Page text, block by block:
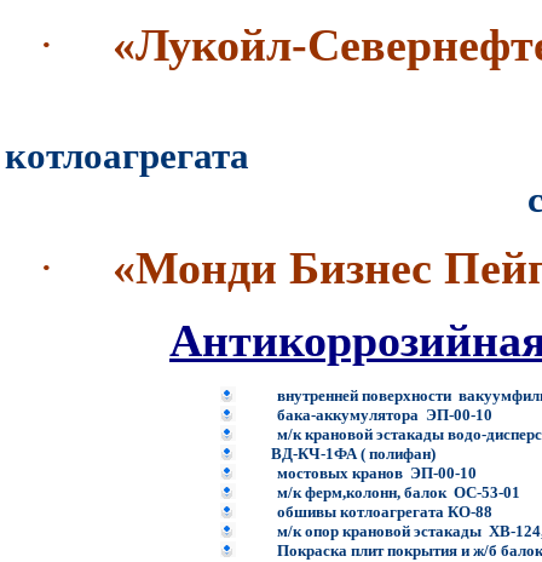
· «Лукойл-
котлоагрегата
сосудов,
·
«Монди Бизнес
внутренней поверхности
бака-аккумулятора ЭП-00-10
м/к крановой эстакады водо-
ВД-КЧ-1ФА ( полифан)
мостовых кранов ЭП-00-10
м/к ферм,колонн, балок ОС-53-01
обшивы котлоагрегата КО-88
м/к опор крановой эстакады ХВ-
Покраска плит покрытия и ж/б